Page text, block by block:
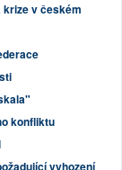
v českém
konfliktu
vyhození